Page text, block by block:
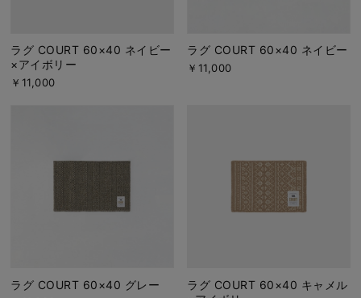
ラグ COURT 60×40 ネイビー
×アイボリー
￥11,000
ラグ COURT 60×40 ネイビー
￥11,000
ラグ COURT 60×40 グレー
ラグ COURT 60×40 キャメル